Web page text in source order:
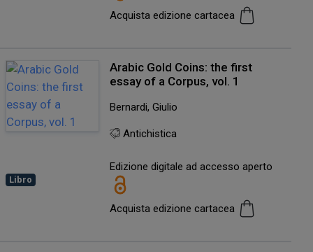
Acquista edizione cartacea
Libro
Arabic Gold Coins: the first
essay of a Corpus, vol. 1
Bernardi, Giulio
Antichistica
Edizione digitale ad accesso aperto
Acquista edizione cartacea